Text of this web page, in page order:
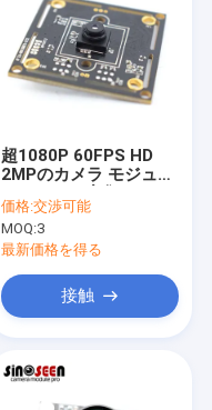
超1080P 60FPS HD
2MPのカメラ モジュー
ンサーHM2160
価格:交渉可能
MOQ:3
最新価格を得る
接触